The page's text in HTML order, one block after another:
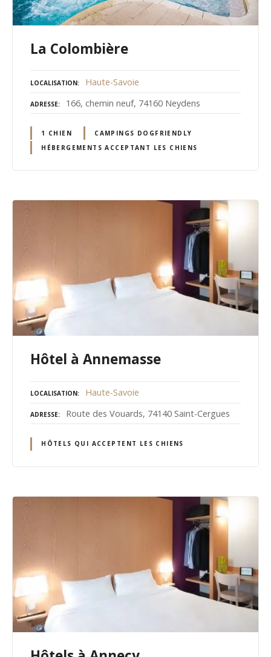
La Colombière
LOCALISATION Haute-Savoie
ADRESSE 166, chemin neuf, 74160 Neydens
1 CHIEN
CAMPINGS DOGFRIENDLY
HÉBERGEMENTS ACCEPTANT LES CHIENS
Hôtel à Annemasse
LOCALISATION Haute-Savoie
ADRESSE Route des Vouards, 74140 Saint-Cergues
HÔTELS QUI ACCEPTENT LES CHIENS